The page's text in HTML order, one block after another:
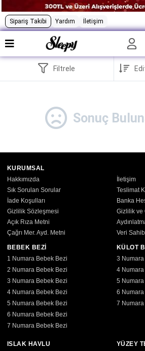
Sipariş Takibi Yardım İletişim
Filtrele
Sonuç
KURUMSAL
Hakkımızda
İletişim
Sık Sorulan Sorular
Teslimat
İade Koşulları
Banka
Gizlilik Sözleşmesi
Gizlilik ve
Açık Rıza Metni
Çağrı Mer. Ayd. Metni
Veri
BEBEK BEZİ
1 Numara Bebek Bezi
2 Numara Bebek Bezi
3 Numara Bebek Bezi
4 Numara Bebek Bezi
5 Numara Bebek Bezi
6 Numara Bebek Bezi
7 Numara Bebek Bezi
KÜLOT
3
4
5
6
7
ISLAK HAVLU
YÜZEY